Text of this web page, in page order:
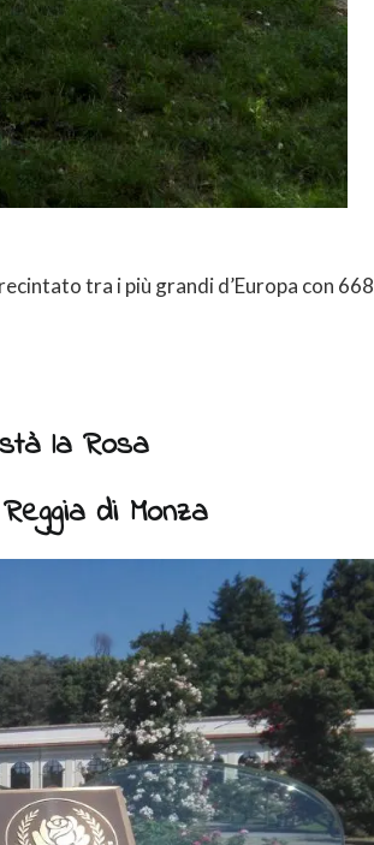
tra i più grandi d’Europa con 668
la Rosa
di Monza